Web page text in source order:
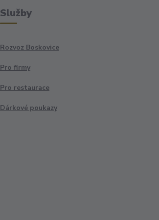
Služby
Rozvoz Boskovice
Pro firmy
Pro restaurace
Dárkové poukazy